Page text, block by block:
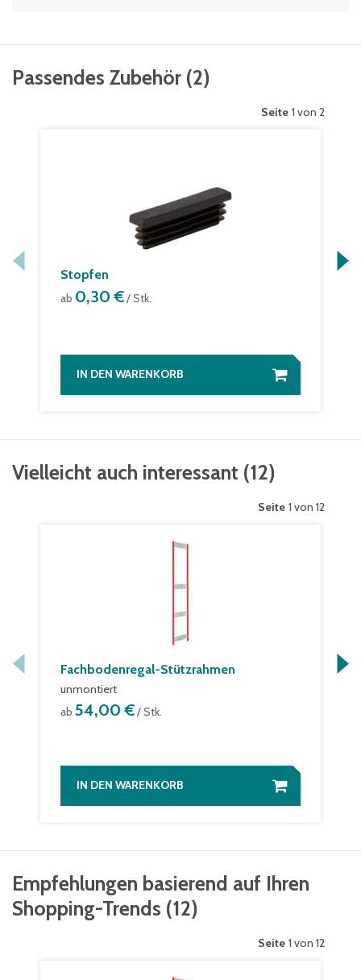
Passendes Zubehör (2)
Seite 1 von 2
Stopfen
ab 0,30 €/ Stk.
IN DEN WARENKORB
Vielleicht auch interessant (12)
Seite 1 von 12
Fachbodenregal-Stützrahmen
unmontiert
ab 54,00 €/ Stk.
IN DEN WARENKORB
Empfehlungen basierend auf Ihren
Shopping-Trends (12)
Seite 1 von 12